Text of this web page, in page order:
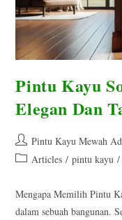
Pintu Kayu
Elegan Dan
Post
author:
Pintu Kayu Mewah
Post Articles / pintu kayu /
Mengapa Memilih Pintu
dalam sebuah bangunan.